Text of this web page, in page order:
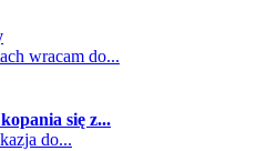
wracam do...
się z...
do...